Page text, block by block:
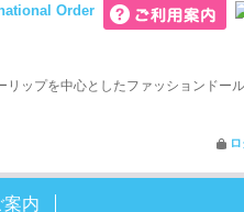
ップを中心としたファッションドー
案内